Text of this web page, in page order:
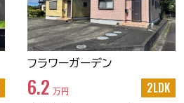
フラワーガーデン
6.2 万円 2LDK